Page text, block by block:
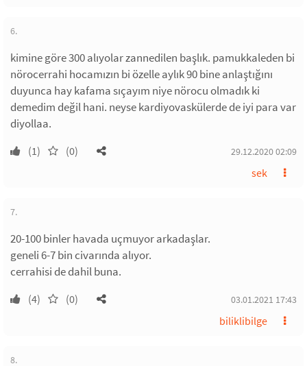
6.
kimine göre 300 alıyolar zannedilen başlık. pamukkaleden bi
nörocerrahi hocamızın bi özelle aylık 90 bine anlaştığını
duyunca hay kafama sıçayım niye nörocu olmadık ki
demedim değil hani. neyse kardiyovaskülerde de iyi para var
diyollaa.
(1) (0) 29.12.2020 02:09
sek
7.
20-100 binler havada uçmuyor arkadaşlar.
geneli 6-7 bin civarında alıyor.
cerrahisi de dahil buna.
(4) (0) 03.01.2021 17:43
biliklibilge
8.